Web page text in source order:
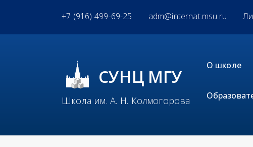
+7 (916) 499-69-25 adm@internat.msu.ru
СУНЦ МГУ
Школа им. А. Н. Колмогорова
О школе